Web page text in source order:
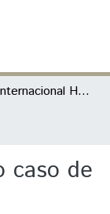
Congresso Internacional Humanidades nas Fronteiras: Imaginários e Culturas Latino-Americanas
caso de